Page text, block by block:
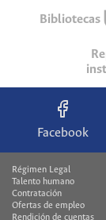
Bibliotecas
Facebook
Régimen Legal
Talento humano
Contratación
Ofertas de empleo
Rendición de cuentas